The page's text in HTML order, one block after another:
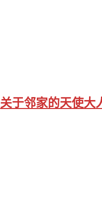
关于邻家的天使大